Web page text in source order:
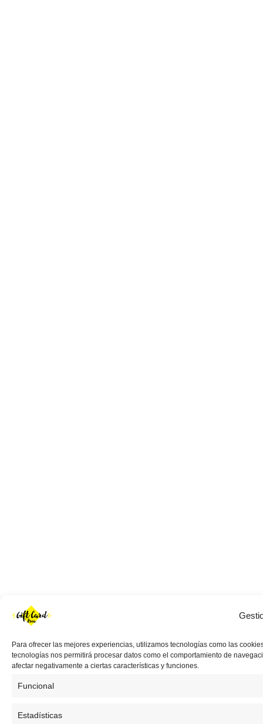
Para ofrecer las mejores experiencias, utilizamos tecnologías como las
tecnologías nos permitirá procesar datos como el comportamiento de
afectar negativamente a ciertas características y funciones.
Funcional
Estadísticas